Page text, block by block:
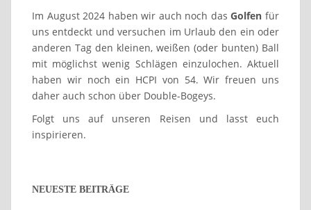
Im August 2024 haben wir auch noch dasGolfen für
uns entdeckt und versuchen im Urlaub den ein oder
anderen Tag den kleinen, weißen (oder bunten) Ball
mit möglichst wenig Schlägen einzulochen. Aktuell
haben wir noch ein HCPI von 54. Wir freuen uns
daher auch schon über Double-Bogeys.
Folgt uns auf unseren Reisen und lasst euch
inspirieren.
NEUESTE BEITRÄGE